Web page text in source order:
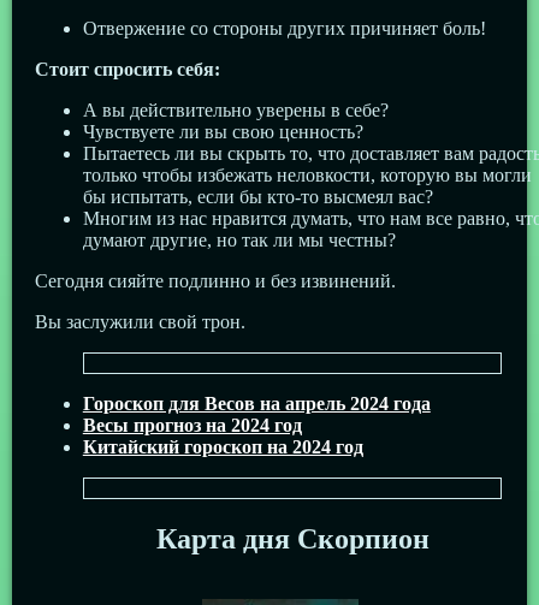
Отвержение со стороны других причиняет боль!
Стоит спросить себя:
А вы действительно уверены в себе?
Чувствуете ли вы свою ценность?
Пытаетесь ли вы скрыть то, что доставляет вам
только чтобы избежать неловкости, которую вы могли
бы испытать, если бы кто-то высмеял вас?
Многим из нас нравится думать, что нам все равно,
думают другие, но так ли мы честны?
Сегодня сияйте подлинно и без извинений.
Вы заслужили свой трон.
Гороскоп для Весов на апрель 2024 года
Весы прогноз на 2024 год
Китайский гороскоп на 2024 год
Карта дня Скорпион